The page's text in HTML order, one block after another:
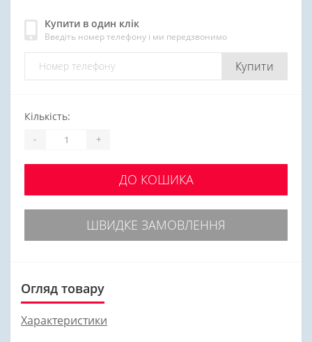
Купити в один клік
Введіть номер телефону і ми передзвонимо
Купити
Кількість:
- +
ДО КОШИКА
ШВИДКЕ ЗАМОВЛЕННЯ
Огляд товару
Характеристики